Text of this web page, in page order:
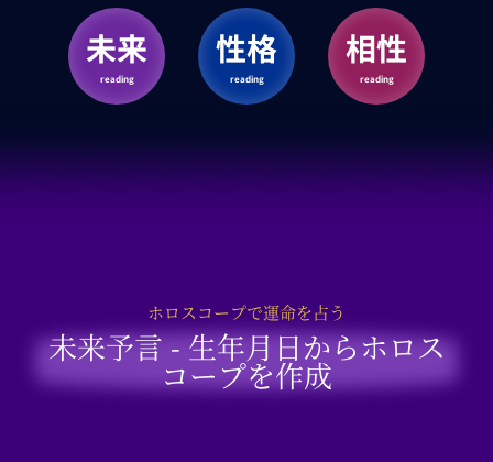
未来
reading
性格
reading
相性
reading
ホロスコープで運命を占う
未来予言 - 生年月日からホロス
コープを作成